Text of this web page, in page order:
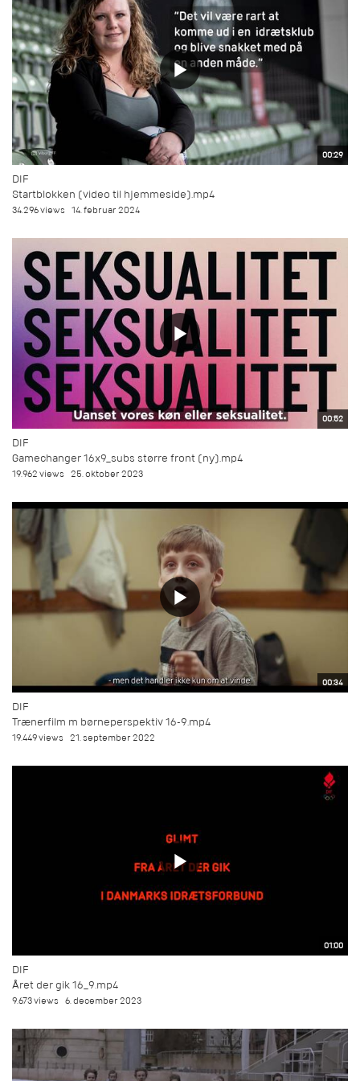
00:29
DIF
Startblokken (video til hjemmeside).mp4
34.296 views 14. februar 2024
00:52
DIF
Gamechanger 16x9_subs større front (ny).mp4
19.962 views 25. oktober 2023
00:34
DIF
Trænerfilm m børneperspektiv 16-9.mp4
19.449 views 21. september 2022
01:00
DIF
Året der gik 16_9.mp4
9.673 views 6. december 2023